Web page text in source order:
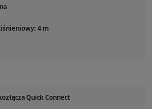
4 m
Quick Connect